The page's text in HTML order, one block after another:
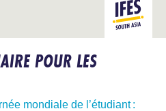
ASIE DU
SUD
POUR LES
mondiale de l’étudiant :